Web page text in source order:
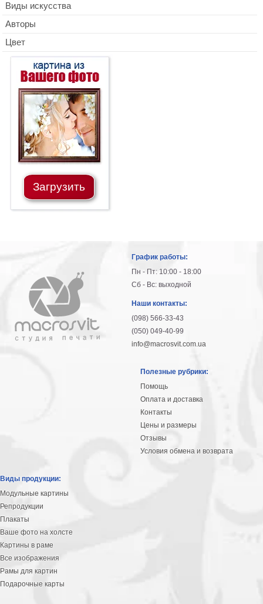
Виды искусства
Авторы
Цвет
Загрузить
График работы:
Пн - Пт: 10:00 - 18:00
Сб - Вс: выходной
Наши контакты:
(098) 566-33-43
(050) 049-40-99
info@macrosvit.com.ua
Полезные рубрики:
Помощь
Оплата и доставка
Контакты
Цены и размеры
Отзывы
Условия обмена и возврата
Виды продукции:
Модульные картины
Репродукции
Плакаты
Ваше фото на холсте
Картины в раме
Все изображения
Рамы для картин
Подарочные карты